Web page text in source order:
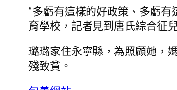
“多虧有這樣的好政策、多虧
育學校，記者見到唐氏綜合征
璐璐家住永寧縣，為照顧她，
殘致貧。